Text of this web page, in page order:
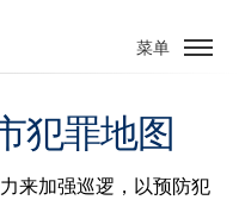
菜单
犯罪地图
来加强巡逻，以预防犯